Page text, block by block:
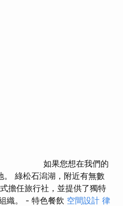
如果您想在我們的
綠松石潟湖，附近有無數
擔任旅行社，並提供了獨特
織。 - 特色餐飲 空間設計 律